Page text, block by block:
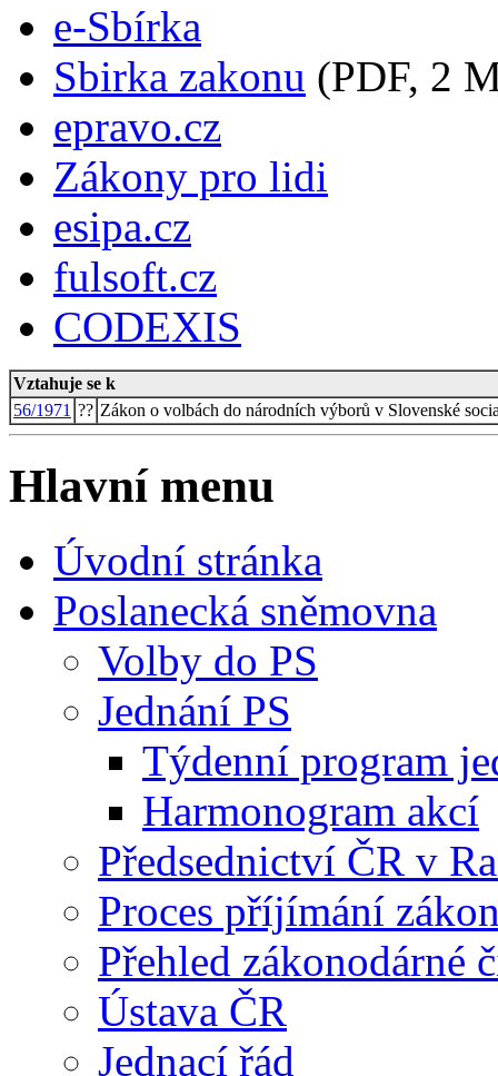
e-Sbírka
Sbirka zakonu (PDF, 2
epravo.cz
Zákony pro lidi
esipa.cz
fulsoft.cz
CODEXIS
Vztahuje se k
56/1971 ?? Zákon o volbách do národních výborů v Slovenské
Hlavní menu
Úvodní stránka
Poslanecká sněmovna
Volby do PS
Jednání PS
Týdenní program
Harmonogram akcí
Předsednictví ČR v
Proces příjímání
Přehled zákonodárné
Ústava ČR
Jednací řád